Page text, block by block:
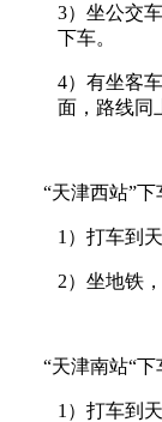
3）坐公交
下车。
4）有坐客
面，路线同
“天津西站”下
1 ）打车到
2）坐地铁
“天津南站“下
1 ）打车到